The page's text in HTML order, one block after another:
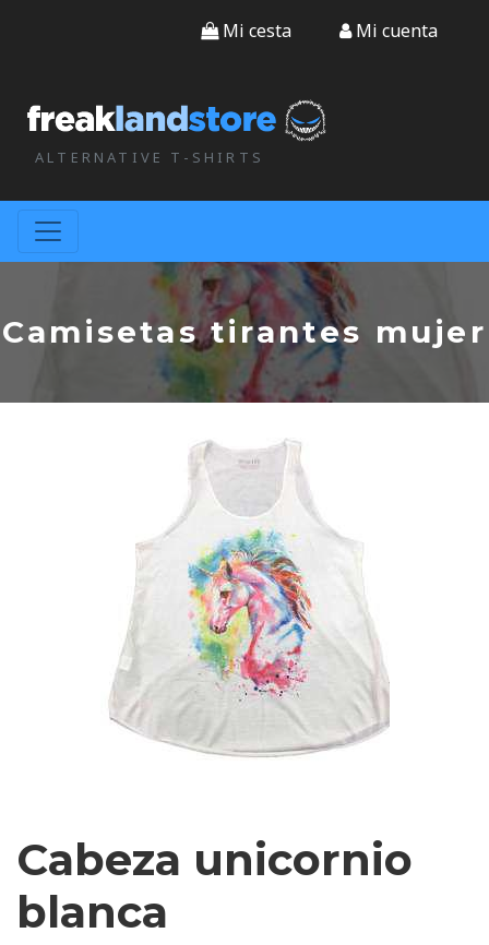
ALTERNATIVE T-SHIRTS
Mi cesta Mi cuenta
Camisetas tirantes mujer
Cabeza unicornio
blanca